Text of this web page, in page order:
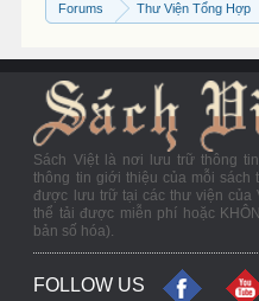
Forums Thư Viện Tổng Hợp
Sách Việt là nơi lưu trữ thông
thông tin giới thiệu của mỗi
được lưu trữ tại các thư viện của
thể tải được miễn phí hoặc
bản số hóa).
FOLLOW US